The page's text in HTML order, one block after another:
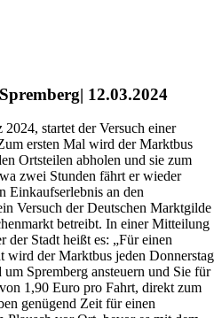
12.03.2024
startet der Versuch einer
ersten Mal wird der Marktbus
Ortsteilen abholen und sie zum
zwei Stunden fährt er wieder
Einkaufserlebnis an den
Versuch der Deutschen Marktgilde
betreibt. In einer Mitteilung
der Stadt heißt es: „Für einen
wird der Marktbus jeden Donnerstag
Spremberg ansteuern und Sie für
1,90 Euro pro Fahrt, direkt zum
genügend Zeit für einen